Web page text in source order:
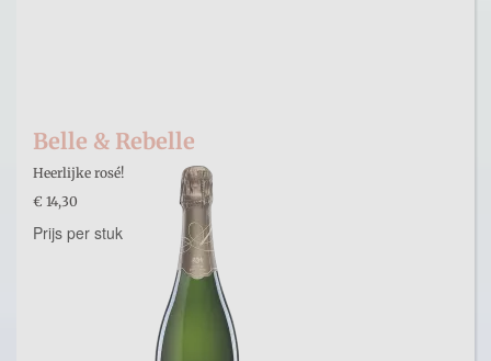
Belle & Rebelle
Heerlijke rosé!
€ 14,30
Prijs per stuk